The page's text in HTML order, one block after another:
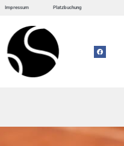
Impressum Platzbuchung